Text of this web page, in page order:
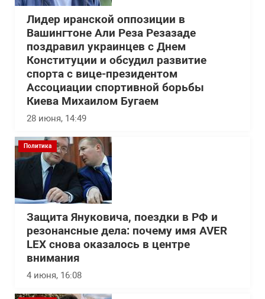
Лидер иранской оппозиции в
Вашингтоне Али Реза Резазаде
поздравил украинцев с Днем
Конституции и обсудил развитие
спорта с вице-президентом
Ассоциации спортивной борьбы
Киева Михаилом Бугаем
28 июня, 14:49
Политика
Защита Януковича, поездки в РФ и
резонансные дела: почему имя AVER
LEX снова оказалось в центре
внимания
4 июня, 16:08